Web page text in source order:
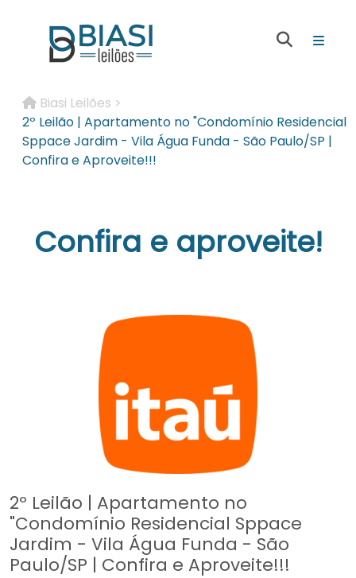
Biasi Leilões >
2º Leilão | Apartamento no "Condomínio Residencial
Sppace Jardim - Vila Água Funda - São Paulo/SP |
Confira e Aproveite!!!
Confira e aproveite!
2º Leilão | Apartamento no
"Condomínio Residencial Sppace
Jardim - Vila Água Funda - São
Paulo/SP | Confira e Aproveite!!!